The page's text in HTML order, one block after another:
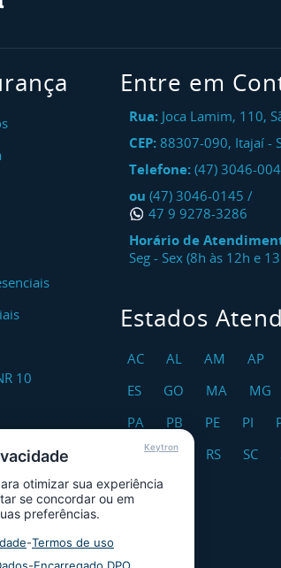
10
dos
Entre em
Rua: Joca Lamim, 110,
CEP: 88307-090, Itajaí -
Telefone: (47) 3046-
ou (47) 3046-0145 /
47 9 9278-3286
Horário de
Seg - Sex (8h às 12h e
Estados
AC AL AM AP
ES
GO MA MG
PA
PB PE PI
RO
RR RS SC
TO
Keytron
otimizar sua experiência
se concordar ou em
preferências.
-Termos de uso